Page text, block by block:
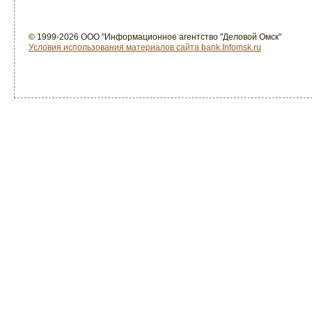
© 1999-2026 ООО "Информационное агентство "Деловой Омск"
Условия использования материалов сайта bank.Infomsk.ru